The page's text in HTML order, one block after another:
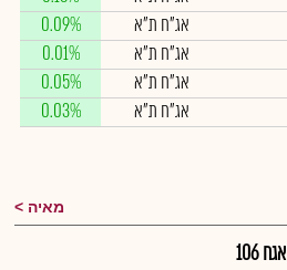
אג"ח ת"א
0.09%
אג"ח ת"א
0.01%
אג"ח ת"א
0.05%
אג"ח ת"א 0.03%
מאיה